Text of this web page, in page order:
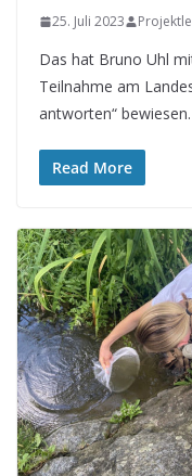
25. Juli 2023
Das hat Bruno Uhl
Teilnahme am
antworten“
Read More